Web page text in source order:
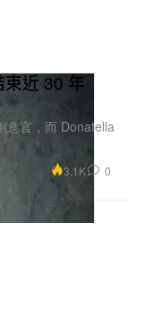
近 30 年
意官，而 Donatella
3.1K 0